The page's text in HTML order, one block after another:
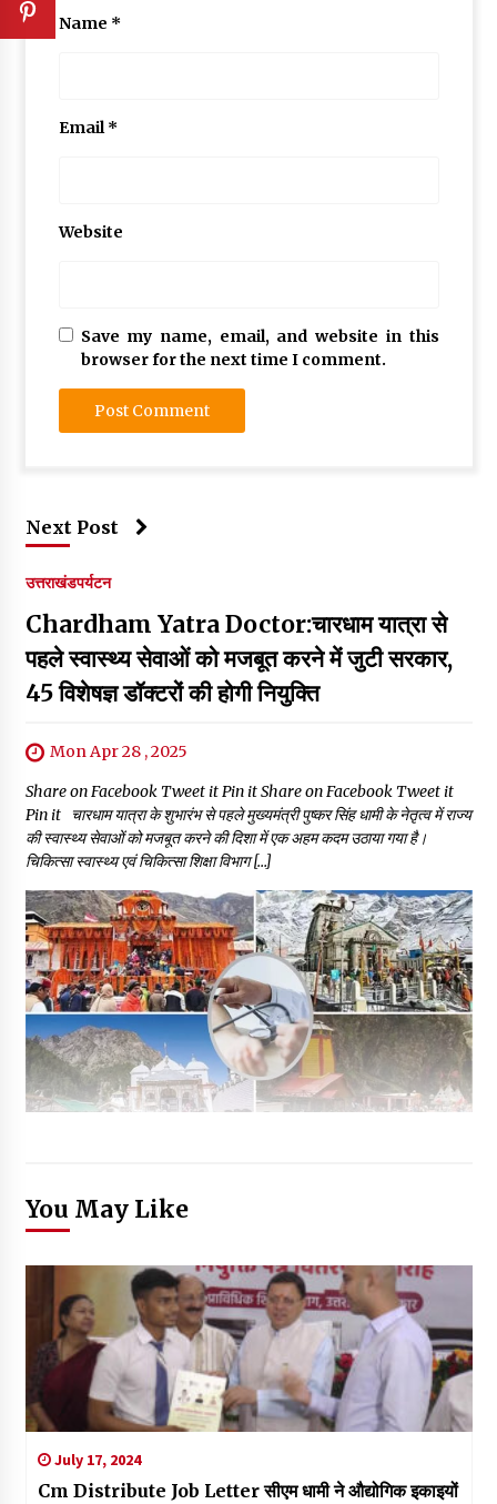
Name *
Email*
Website
Save my name, email, and website in this
browser for the next time I comment.
Next Post
उत्तराखंडपर्यटन
Chardham Yatra Doctor:चारधाम यात्रा से
पहले स्वास्थ्य सेवाओं को मजबूत करने में जुटी सरकार,
45 विशेषज्ञ डॉक्टरों की होगी नियुक्ति
Mon Apr 28 , 2025
Share on Facebook Tweet it Pin it Share on Facebook Tweet it
Pin it चारधाम यात्रा के शुभारंभ से पहले मुख्यमंत्री पुष्कर सिंह धामी के नेतृत्व में राज्य
की स्वास्थ्य सेवाओं को मजबूत करने की दिशा में एक अहम कदम उठाया गया है।
चिकित्सा स्वास्थ्य एवं चिकित्सा शिक्षा विभाग […]
You May Like
July 17, 2024
Cm Distribute Job Letter सीएम धामी ने औद्योगिक इकाइयों